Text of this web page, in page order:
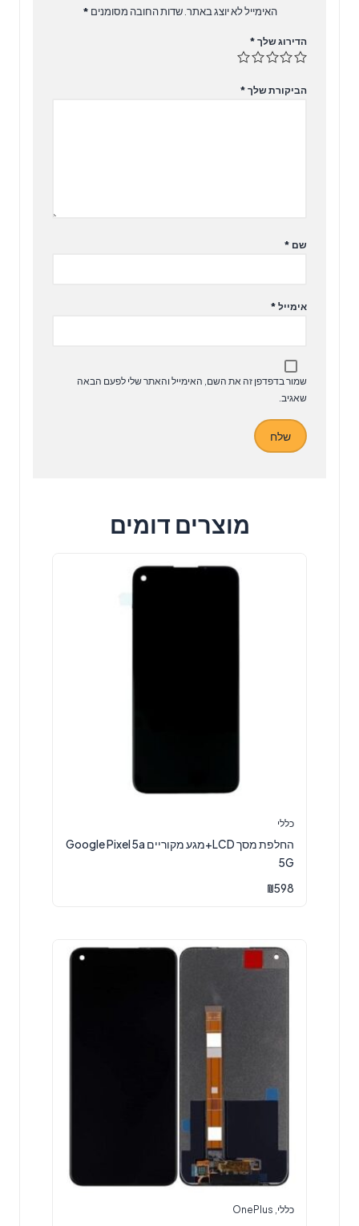
האימייל לא יוצג באתר. שדות החובה מסומנים *
הדירוג שלך *
הביקורת שלך *
שם *
אימייל *
שמור בדפדפן זה את השם, האימייל והאתר שלי לפעם הבאה
שאגיב.
מוצרים דומים
כללי
החלפת מסך LCD+מגע מקוריים Google Pixel 5a
5G
₪598
כללי OnePlus